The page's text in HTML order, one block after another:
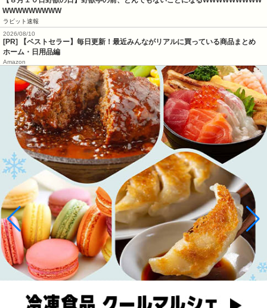
WWWWWWWWW
ラビット速報
2026/08/10
[PR] 【ベストセラー】毎日更新！最近みんながリアルに買っている商品まとめ
ホーム・日用品編
Amazon